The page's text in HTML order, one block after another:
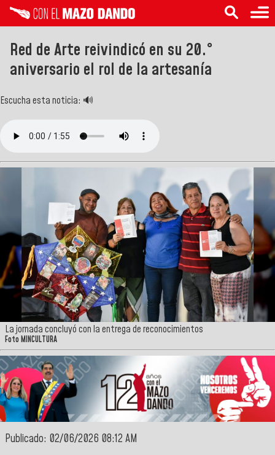
Red de Arte reivindicó en su 20.°
aniversario el rol de la artesanía
Escucha esta noticia: 🔊
La jornada concluyó con la entrega de reconocimientos
Foto MINCULTURA
Publicado: 02/06/2026 08:12 AM